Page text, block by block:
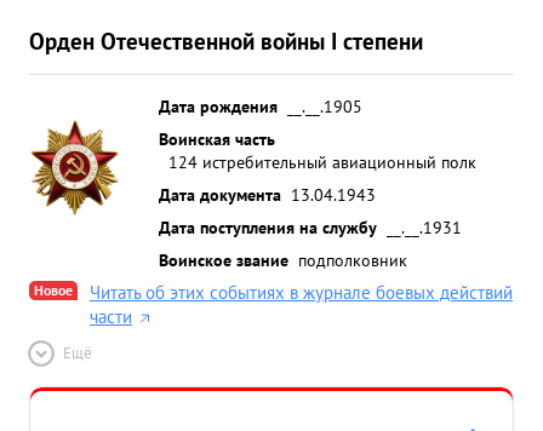
Орден Отечественной войны I степени
Дата рождения
__.__.1905
Воинская часть
124 истребительный авиационный полк
Дата документа 13.04.1943
Дата поступления на службу
__.__.1931
Воинское звание подполковник
Новое
Читать об этих событиях в журнале боевых действий
части
Ещё